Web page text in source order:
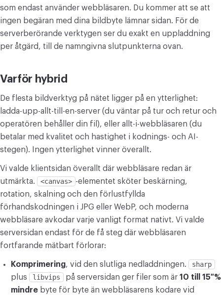
som endast använder webbläsaren. Du kommer att se att
ingen begäran med dina bildbyte lämnar sidan. För de
serverberörande verktygen ser du exakt en uppladdning
per åtgärd, till de namngivna slutpunkterna ovan.
Varför hybrid
De flesta bildverktyg på nätet ligger på en ytterlighet:
ladda-upp-allt-till-en-server (du väntar på tur och retur och
operatören behåller din fil), eller allt-i-webbläsaren (du
betalar med kvalitet och hastighet i kodnings- och AI-
stegen). Ingen ytterlighet vinner överallt.
Vi valde klientsidan överallt där webbläsare redan är
utmärkta.
<canvas> -elementet sköter beskärning,
rotation, skalning och den förlustfyllda
förhandskodningen i JPG eller WebP, och moderna
webbläsare avkodar varje vanligt format nativt. Vi valde
serversidan endast för de få steg där webbläsaren
fortfarande mätbart förlorar:
Komprimering, vid den slutliga nedladdningen.
sharp
plus
libvips på serversidan ger filer som är 10 till 15 %
mindre byte för byte än webbläsarens kodare vid